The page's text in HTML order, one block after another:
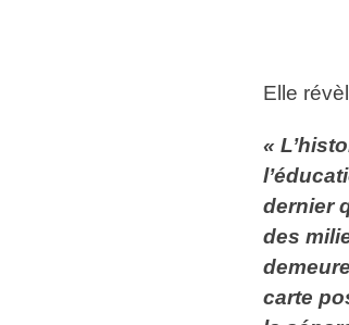
Elle
«
dernier
des
carte